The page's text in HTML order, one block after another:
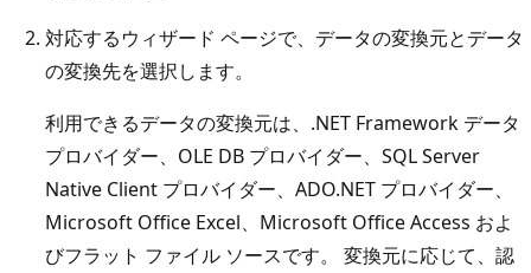
対応するウィザード ページで、データの変換元とデータ
の変換先を選択します。
利用できるデータの変換元は、.NET Framework データ
プロバイダー、OLE DB プロバイダー、SQL Server
Native Client プロバイダー、ADO.NET プロバイダー、
Microsoft Office Excel、Microsoft Office Access およ
びフラット ファイル ソースです。 変換元に応じて、認